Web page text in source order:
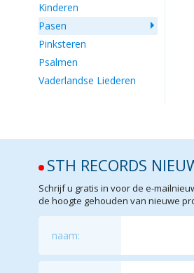
Kinderen
Pasen
Pinksteren
Psalmen
Vaderlandse Liederen
STH RECORDS
Schrijf u gratis in voor de e-
de hoogte gehouden van nieuwe
naam: